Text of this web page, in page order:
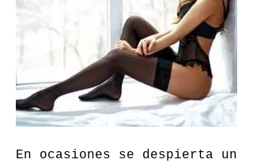
En ocasiones se despierta un